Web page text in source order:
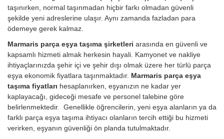
taşınırken, normal taşınmadan hiçbir farkı olmadan güvenli
şekilde yeni adreslerine ulaşır. Aynı zamanda fazladan para
ödemeye gerek kalmaz.
Marmaris parça eşya taşıma şirketleri arasında en güvenli ve
kapsamlı hizmeti almak herkesin hayali. Kamyonet ve nakliye
ihtiyaçlarınızda şehir içi ve şehir dışı olmak üzere her türlü parça
eşya ekonomik fiyatlara taşınmaktadır. Marmaris parça eşya
taşıma fiyatları hesaplanırken, eşyanızın ne kadar yer
kaplayacağı, gideceği mesafe ve personel talebine göre
belirlenmektedir. Genellikle öğrencilerin, yeni eşya alanların ya da
farklı parça eşya taşıma ihtiyacı olanların tercih ettiği bu hizmeti
verirken, eşyanın güvenliği ön planda tutulmaktadır.